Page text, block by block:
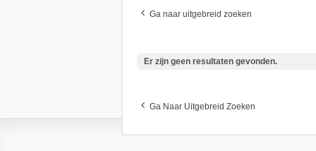
Ga naar uitgebreid zoeken
Er zijn geen resultaten gevonden.
Ga Naar Uitgebreid Zoeken